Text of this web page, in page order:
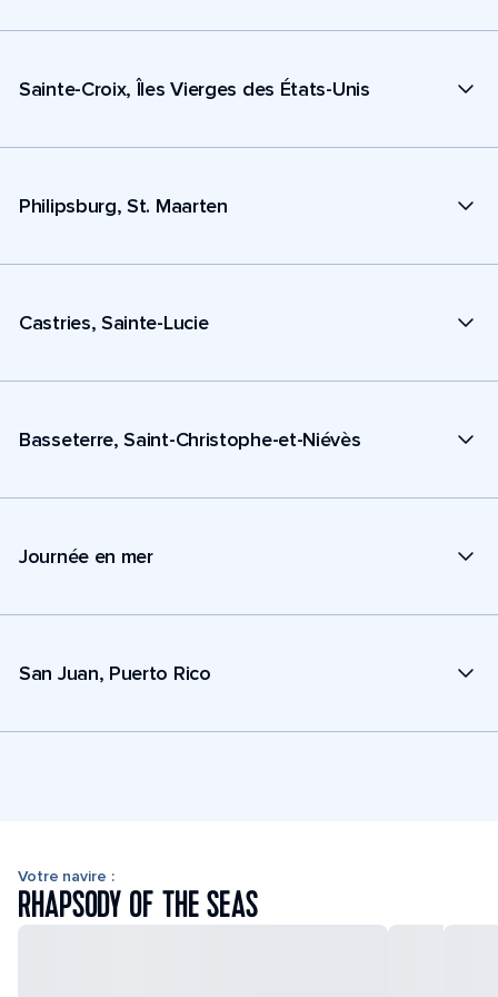
Sainte-Croix, Îles Vierges des États-Unis
Philipsburg, St. Maarten
Castries, Sainte-Lucie
Basseterre, Saint-Christophe-et-Niévès
Journée en mer
San Juan, Puerto Rico
Votre navire :
RHAPSODY OF THE SEAS